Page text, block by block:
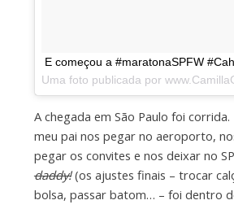
E começou a #maratonaSPFW
Uma foto publicada por
A chegada em São Paulo foi
meu pai nos pegar no aeroporto,
pegar os convites e nos deixar no
daddy!(os ajustes finais – trocar
bolsa, passar batom… – foi dentro